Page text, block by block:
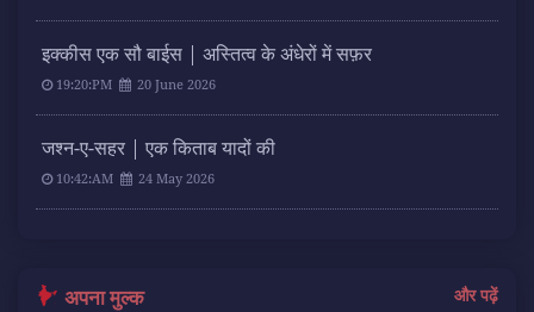
इक्कीस एक सौ बाईस | अस्तित्व के अंधेरों में सफ़र
19:20:PM 20 June 2026
जश्न-ए-सहर | एक किताब यादों की
10:42:AM 24 May 2026
अपना मुल्क और पढ़ें